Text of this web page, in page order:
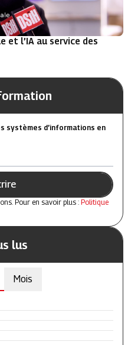
et l’IA au service des
systèmes d’informations en
Pour en savoir plus : Politique
lus
Mois